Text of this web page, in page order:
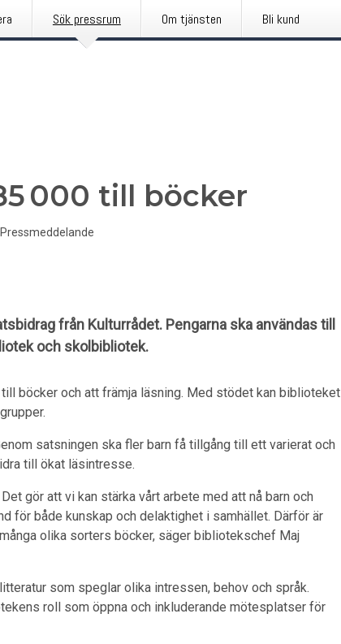
Sök pressrum Om tjänsten Bli kund
000 till böcker
Pressmeddelande
från Kulturrådet. Pengarna ska användas till
och skolbibliotek.
böcker och att främja läsning. Med stödet kan biblioteket
satsningen ska fler barn få tillgång till ett varierat och
till ökat läsintresse.
gör att vi kan stärka vårt arbete med att nå barn och
för både kunskap och delaktighet i samhället. Därför är
olika sorters böcker, säger bibliotekschef Maj
som speglar olika intressen, behov och språk.
roll som öppna och inkluderande mötesplatser för